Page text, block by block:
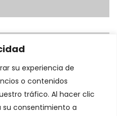
su experiencia de
o contenidos
tráfico. Al hacer clic
su consentimiento a